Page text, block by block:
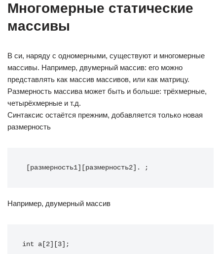
Многомерные статические
массивы
В си, наряду с одномерными, существуют и многомерные
массивы. Например, двумерный массив: его можно
представлять как массив массивов, или как матрицу.
Размерность массива может быть и больше: трёхмерные,
четырёхмерные и т.д.
Синтаксис остаётся прежним, добавляется только новая
размерность
[размерность1][размерность2]. ;
Например, двумерный массив
int a[2][3];